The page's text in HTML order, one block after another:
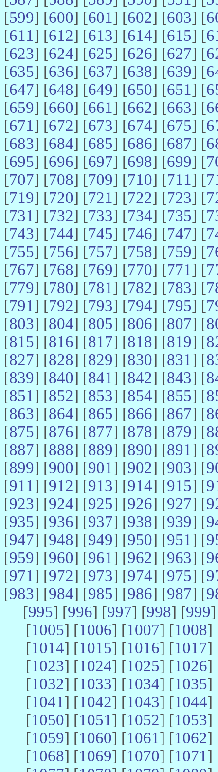
[599] [600] [601] [602] [603] [
[611] [612] [613] [614] [615] [
[623] [624] [625] [626] [627] [
[635] [636] [637] [638] [639] [
[647] [648] [649] [650] [651] [
[659] [660] [661] [662] [663] [
[671] [672] [673] [674] [675] [
[683] [684] [685] [686] [687] [
[695] [696] [697] [698] [699] [
[707] [708] [709] [710] [711] [
[719] [720] [721] [722] [723] [
[731] [732] [733] [734] [735] [
[743] [744] [745] [746] [747] [
[755] [756] [757] [758] [759] [
[767] [768] [769] [770] [771] [
[779] [780] [781] [782] [783] [
[791] [792] [793] [794] [795] [
[803] [804] [805] [806] [807] [
[815] [816] [817] [818] [819] [
[827] [828] [829] [830] [831] [
[839] [840] [841] [842] [843] [
[851] [852] [853] [854] [855] [
[863] [864] [865] [866] [867] [
[875] [876] [877] [878] [879] [
[887] [888] [889] [890] [891] [
[899] [900] [901] [902] [903] [
[911] [912] [913] [914] [915] [
[923] [924] [925] [926] [927] [
[935] [936] [937] [938] [939] [
[947] [948] [949] [950] [951] [
[959] [960] [961] [962] [963] [
[971] [972] [973] [974] [975] [
[983] [984] [985] [986] [987] [
[995] [996] [997] [998] [999
[1005] [1006] [1007] [1008]
[1014] [1015] [1016] [1017]
[1023] [1024] [1025] [1026]
[1032] [1033] [1034] [1035]
[1041] [1042] [1043] [1044]
[1050] [1051] [1052] [1053]
[1059] [1060] [1061] [1062]
[1068] [1069] [1070] [1071]